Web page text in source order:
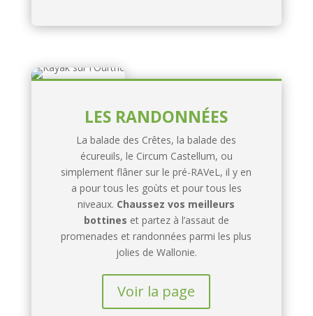
LES RANDONNÉES
La balade des Crêtes, la balade des
écureuils, le Circum Castellum, ou
simplement flâner sur le pré-RAVeL, il y en
a pour tous les goùts et pour tous les
niveaux. Chaussez vos meilleurs
bottines et partez à l’assaut de
promenades et randonnées parmi les plus
jolies de Wallonie.
Voir la page